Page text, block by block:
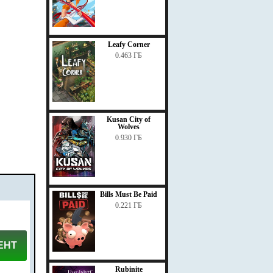
Leafy Corner
0.463 ГБ
Kusan City of
Wolves
0.930 ГБ
Bills Must Be Paid
0.221 ГБ
Rubinite